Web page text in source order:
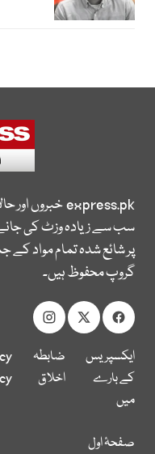
express.pkخبروں اور
سب سے زیادہ وزٹ کی
پر شائع شدہ تمام مواد
گروپ محفوظ ہیں۔
ایکسپریس
کے بارے
میں
ضابطہ
اخلاق
صفحۂ اول